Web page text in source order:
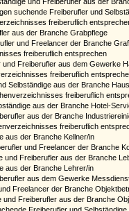
suchende Freiberufler und
freiberuflich
aus der Branche Grabpflege
und Freelancer der Branche
freiberuflich entsprechen
Freiberufler aus dem Gewerke
freiberuflich
Selbständige aus der Branche
freiberuflich
aus der Branche Hotel-
aus der Branche
freiberuflich
aus der Branche Kellner/in
und Freelancer der Branche
und Freiberufler aus der Branche
aus der Branche Lehrer/in
aus dem Gewerke
Freelancer der Branche
Freiberufler aus der Branche